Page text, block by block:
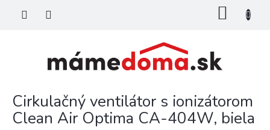
Cirkulačný ventilátor s ionizátorom
Clean Air Optima CA-404W, biela